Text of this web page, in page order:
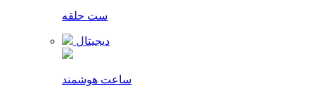
ست حلقه
دیجیتال
ساعت هوشمند